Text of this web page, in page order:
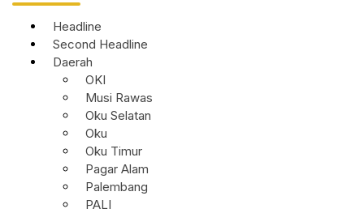
Headline
Second Headline
Daerah
OKI
Musi Rawas
Oku Selatan
Oku
Oku Timur
Pagar Alam
Palembang
PALI